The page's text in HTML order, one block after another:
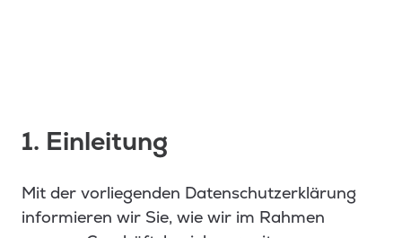
1. Einleitung
Mit der vorliegenden Datenschutzerklärung
informieren wir Sie, wie wir im Rahmen